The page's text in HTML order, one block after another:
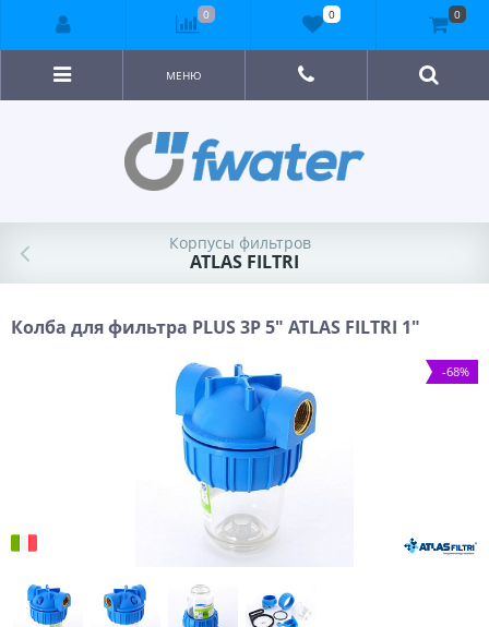
МЕНЮ
Корпусы фильтров
ATLAS FILTRI
Колба для фильтра PLUS 3P 5" ATLAS FILTRI 1"
-68%
0 0 0